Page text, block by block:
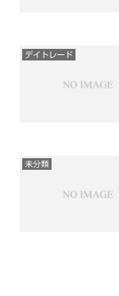
デイトレード
未分類